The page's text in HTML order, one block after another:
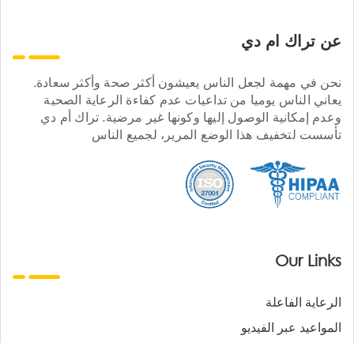
عن تراك ام دي
نحن في مهمة لجعل الناس يعيشون أكثر صحة وأكثر سعادة.
يعاني الناس يوميا من تداعيات عدم كفاءة الرعاية الصحية
وعدم إمكانية الوصول إليها وكونها غير مرضية. تراك أم دي
تأسست لتخفيف هذا الوضع المرير، لجميع الناس
Our Links
الرعاية الفاعلة
المواعيد عبر الفيديو